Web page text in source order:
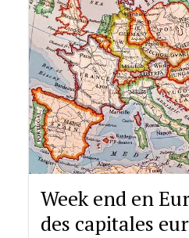
Week end en
des capitales